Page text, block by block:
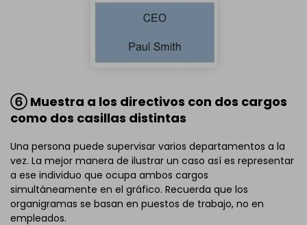
⑥ Muestra a los directivos con dos cargos
como dos casillas distintas
Una persona puede supervisar varios departamentos a la
vez. La mejor manera de ilustrar un caso así es representar
a ese individuo que ocupa ambos cargos
simultáneamente en el gráfico. Recuerda que los
organigramas se basan en puestos de trabajo, no en
empleados.